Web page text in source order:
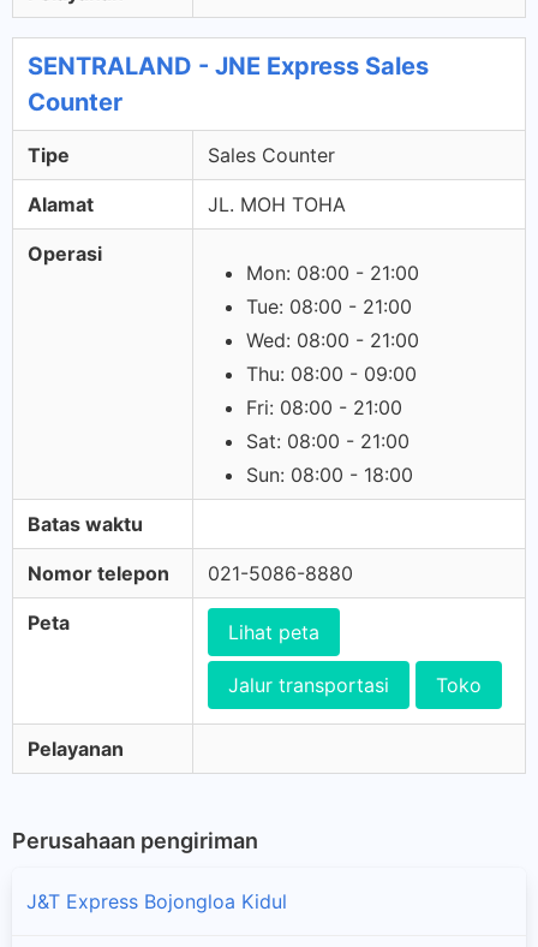
SENTRALAND - JNE Express Sales
Counter
Tipe Sales Counter
Alamat JL. MOH TOHA
Operasi
Mon: 08:00 - 21:00
Tue: 08:00 - 21:00
Wed: 08:00 - 21:00
Thu: 08:00 - 09:00
Fri: 08:00 - 21:00
Sat: 08:00 - 21:00
Sun: 08:00 - 18:00
Batas waktu
Nomor telepon 021-5086-8880
Peta Lihat peta
Jalur transportasi Toko
Pelayanan
Perusahaan pengiriman
J&T Express Bojongloa Kidul